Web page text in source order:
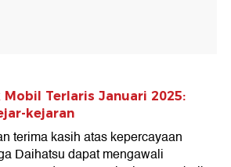
Mobil Terlaris Januari 2025:
kejaran
terima kasih atas kepercayaan
Daihatsu dapat mengawali